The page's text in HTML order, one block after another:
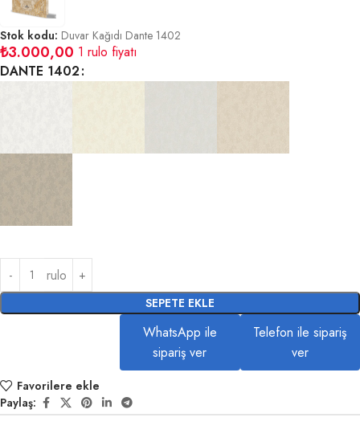
Stok kodu: Duvar Kağıdı Dante 1402
₺3.000,00 1 rulo fiyatı
DANTE 1402
rulo
SEPETE EKLE
WhatsApp ile
sipariş ver
Telefon ile sipariş
ver
Favorilere ekle
Paylaş: